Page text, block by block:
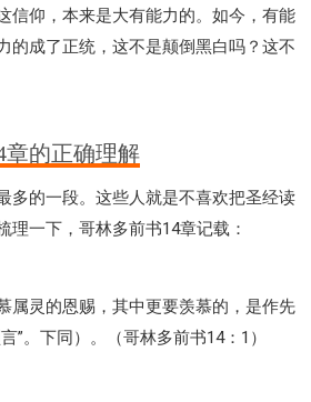
信仰，本来是大有能力的。如今，有能
的成了正统，这不是颠倒黑白吗？这不
章的正确理解
多的一段。这些人就是不喜欢把圣经读
理一下，哥林多前书14章记载：
属灵的恩赐，其中更要羡慕的，是作先
”。下同）。（哥林多前书14：1）